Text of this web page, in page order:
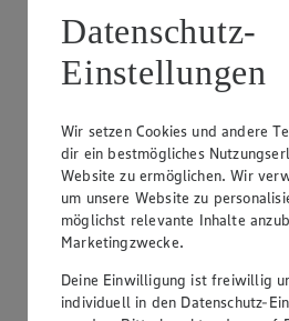
Datenschutz-
Einstellungen
Wir setzen Cookies und andere
dir ein bestmögliches
Website zu ermöglichen. Wir
um unsere Website zu
möglichst relevante Inhalte
Marketingzwecke.
Deine Einwilligung ist freiwillig
individuell in den Datenschutz-